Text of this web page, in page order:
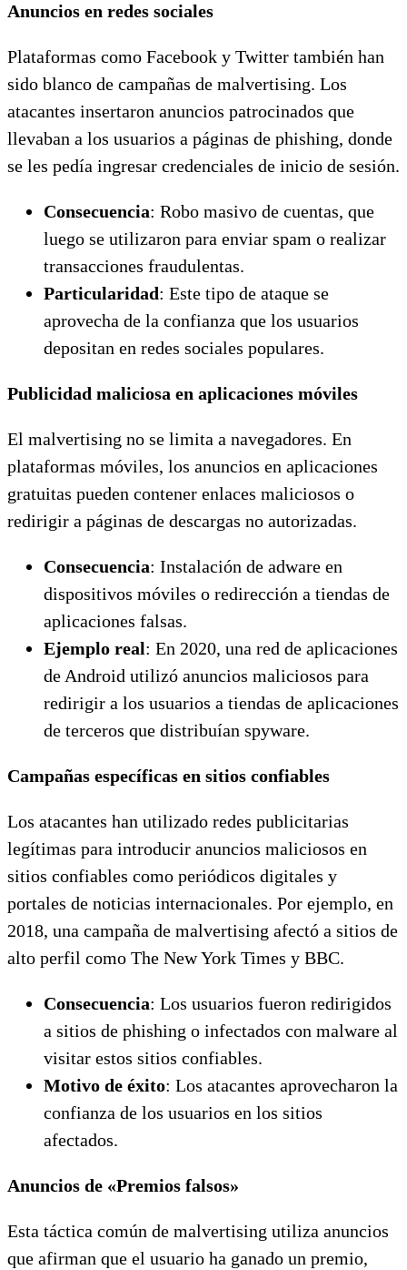
Anuncios en redes sociales
Plataformas como Facebook y Twitter también han
sido blanco de campañas de malvertising. Los
atacantes insertaron anuncios patrocinados que
llevaban a los usuarios a páginas de phishing, donde
se les pedía ingresar credenciales de inicio de sesión.
Consecuencia: Robo masivo de cuentas, que
luego se utilizaron para enviar spam o realizar
transacciones fraudulentas.
Particularidad: Este tipo de ataque se
aprovecha de la confianza que los usuarios
depositan en redes sociales populares.
Publicidad maliciosa en aplicaciones móviles
El malvertising no se limita a navegadores. En
plataformas móviles, los anuncios en aplicaciones
gratuitas pueden contener enlaces maliciosos o
redirigir a páginas de descargas no autorizadas.
Consecuencia: Instalación de adware en
dispositivos móviles o redirección a tiendas de
aplicaciones falsas.
Ejemplo real: En 2020, una red de aplicaciones
de Android utilizó anuncios maliciosos para
redirigir a los usuarios a tiendas de aplicaciones
de terceros que distribuían spyware.
Campañas específicas en sitios confiables
Los atacantes han utilizado redes publicitarias
legítimas para introducir anuncios maliciosos en
sitios confiables como periódicos digitales y
portales de noticias internacionales. Por ejemplo, en
2018, una campaña de malvertising afectó a sitios de
alto perfil como The New York Times y BBC.
Consecuencia: Los usuarios fueron redirigidos
a sitios de phishing o infectados con malware al
visitar estos sitios confiables.
Motivo de éxito: Los atacantes aprovecharon la
confianza de los usuarios en los sitios
afectados.
Anuncios de «Premios falsos»
Esta táctica común de malvertising utiliza anuncios
que afirman que el usuario ha ganado un premio,